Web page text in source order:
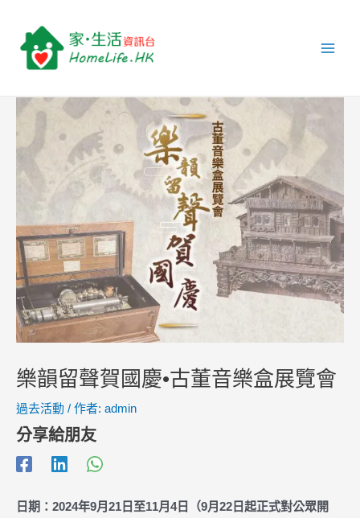
樂韻留聲賀國慶•古董音樂盒展覽會
過去活動 / 作者: admin
分享給朋友
日期：2024年9月21日至11月4日（9月22日起正式對公眾開
navigation